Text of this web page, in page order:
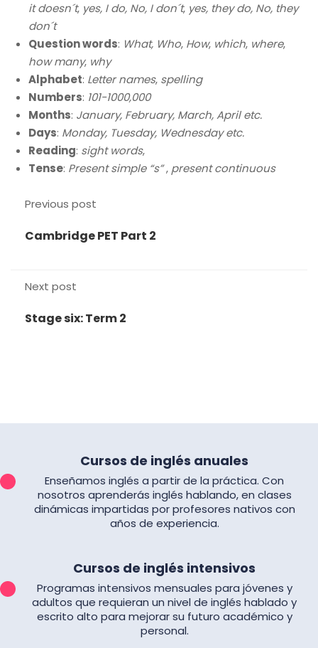
it doesn´t, yes, I do, No, I don´t, yes, they do, No, they
don´t
Question words: What, Who, How, which, where,
how many, why
Alphabet: Letter names, spelling
Numbers: 101-1000,000
Months: January, February, March, April etc.
Days: Monday, Tuesday, Wednesday etc.
Reading: sight words,
Tense: Present simple “s”, present continuous
Previous post
Cambridge PET Part 2
Next post
Stage six: Term 2
Cursos de inglés anuales
Enseñamos inglés a partir de la práctica. Con
nosotros aprenderás inglés hablando, en clases
dinámicas impartidas por profesores nativos con
años de experiencia.
Cursos de inglés intensivos
Programas intensivos mensuales para jóvenes y
adultos que requieran un nivel de inglés hablado y
escrito alto para mejorar su futuro académico y
personal.